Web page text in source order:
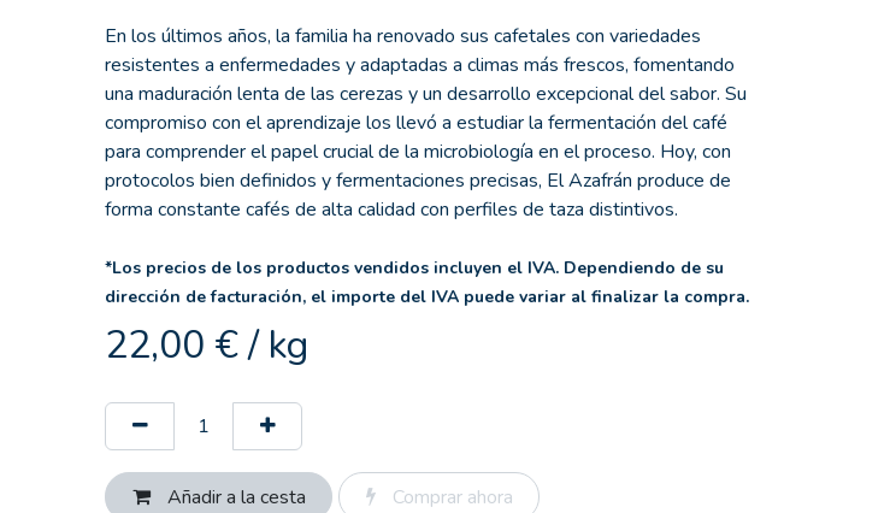
En los últimos años, la familia ha renovado sus cafetales con variedades
resistentes a enfermedades y adaptadas a climas más frescos, fomentando
una maduración lenta de las cerezas y un desarrollo excepcional del sabor. Su
compromiso con el aprendizaje los llevó a estudiar la fermentación del café
para comprender el papel crucial de la microbiología en el proceso. Hoy, con
protocolos bien definidos y fermentaciones precisas, El Azafrán produce de
forma constante cafés de alta calidad con perfiles de taza distintivos.
*Los precios de los productos vendidos incluyen el IVA. Dependiendo de su
dirección de facturación, el importe del IVA puede variar al finalizar la compra.
22,00 €/ kg
Añadir a la cesta Comprar ahora